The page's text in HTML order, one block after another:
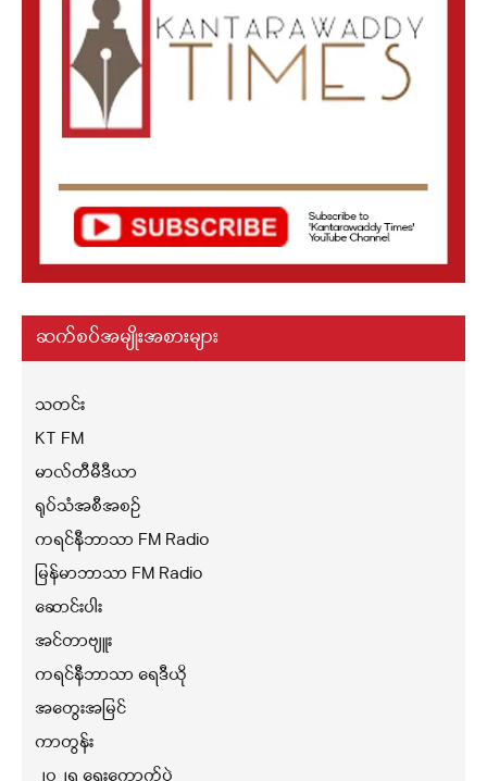
ဆက်စပ်အမျိုးအစားများ
သတင်း
KT FM
မာလ်တီမီဒီယာ
ရုပ်သံအစီအစဉ်
ကရင်နီဘာသာ FM Radio
မြန်မာဘာသာ FM Radio
ဆောင်းပါး
အင်တာဗျူး
ကရင်နီဘာသာ ရေဒီယို
အတွေးအမြင်
ကာတွန်း